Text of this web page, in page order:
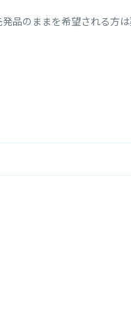
品のままを希望される方